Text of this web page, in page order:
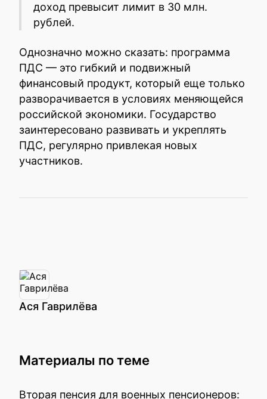
доход превысит лимит в 30 млн.
рублей.
Однозначно можно сказать: программа
ПДС — это гибкий и подвижный
финансовый продукт, который еще только
разворачивается в условиях меняющейся
российской экономики. Государство
заинтересовано развивать и укреплять
ПДС, регулярно привлекая новых
участников.
Ася Гаврилёва
Материалы по теме
Вторая пенсия для военных пенсионеров: